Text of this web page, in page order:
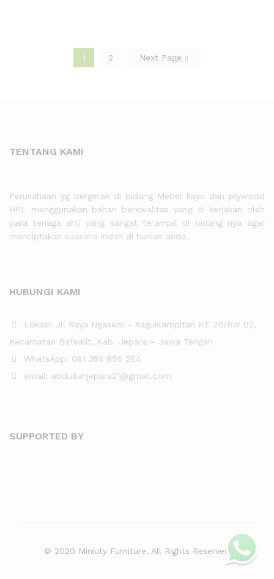
1 2 Next Page
TENTANG KAMI
Perusahaan yg bergerak di bidang Mebel kayu dan plywood
HPL menggunakan bahan berkwalitas yang di kerjakan oleh
para tenaga ahli yang sangat terampil di bidang nya agar
menciptakan suasana indah di hunian anda.
HUBUNGI KAMI
Lokasi: Jl. Raya Ngasem - Raguklampitan RT 20/RW 02,
Kecamatan Batealit, Kab. Jepara – Jawa Tengah
WhatsApp: 081 354 956 284
email: abdullahjepara21@gmail.com
SUPPORTED BY
© 2020 Miniuty Furniture. All Rights Reserved